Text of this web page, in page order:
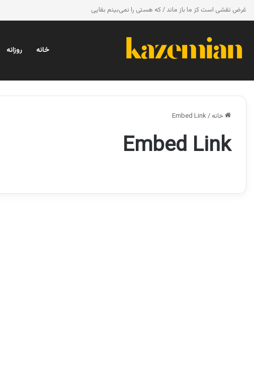
غرض نقشی است کز ما باز ماند / که هستی را نمی‌بینم بقایی
خانه روزانه
خانه /
Embed Link
Embed Link